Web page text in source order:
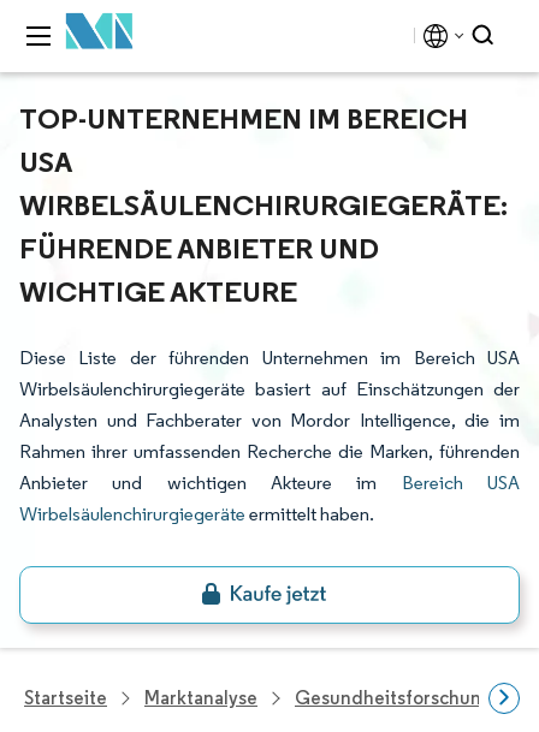
TOP-UNTERNEHMEN IM BEREICH
USA
WIRBELSÄULENCHIRURGIEGERÄTE:
FÜHRENDE ANBIETER UND
WICHTIGE AKTEURE
Diese Liste der führenden Unternehmen im Bereich USA
Wirbelsäulenchirurgiegeräte basiert auf Einschätzungen der
Analysten und Fachberater von Mordor Intelligence, die im
Rahmen ihrer umfassenden Recherche die Marken, führenden
Anbieter und wichtigen Akteure im Bereich USA
Wirbelsäulenchirurgiegeräte ermittelt haben.
Startseite Marktanalyse Gesundheitsforschung